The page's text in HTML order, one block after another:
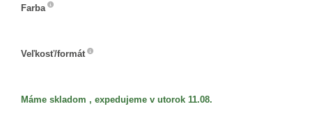
Farba
Veľkosť/formát
Máme skladom , expedujeme v utorok 11.08.